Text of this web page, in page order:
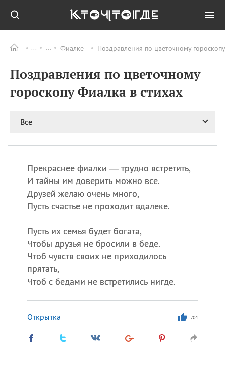
Фиалке Поздравления по цветочному
Поздравления по цветочному
гороскопу Фиалка в стихах
Все
Прекраснее фиалки — трудно встретить,
И тайны им доверить можно все.
Друзей желаю очень много,
Пусть счастье не проходит вдалеке.
Пусть их семья будет богата,
Чтобы друзья не бросили в беде.
Чтоб чувств своих не приходилось
прятать,
Чтоб с бедами не встретились нигде.
Открытка 204
ПРАЗДНИКИ Все
08.08 День «Счастье
случается» (Happiness
Happens Day)
великомученика
покровителя всех
врачей и целителя
09.08 День книголюбов (Book
Lovers Day)
ИМЕНА
Сегодня празднуют именины
происхождение